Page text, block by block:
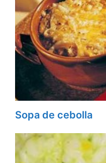
Sopa de cebolla